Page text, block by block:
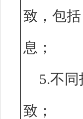
致，包
息
5.不
致